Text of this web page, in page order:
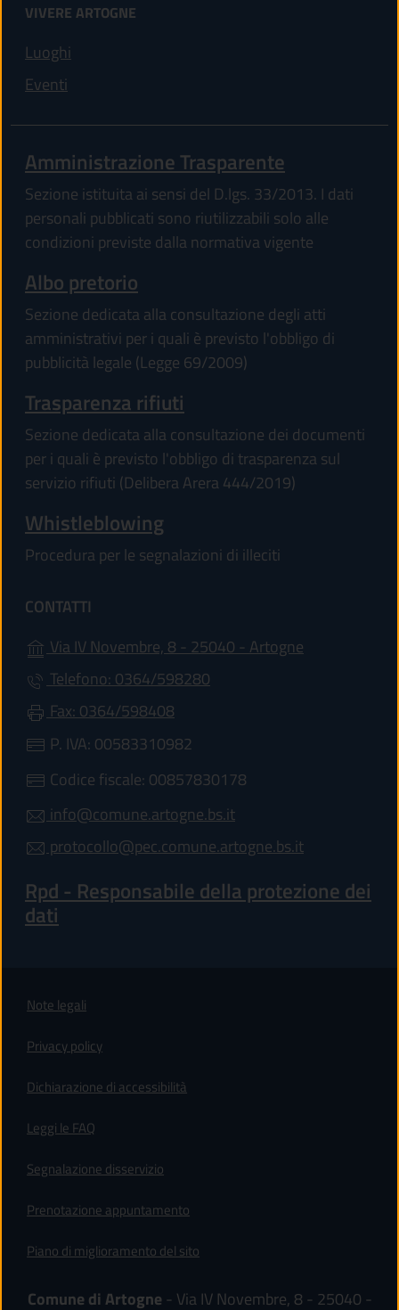
VIVERE ARTOGNE
Luoghi
Eventi
Amministrazione Trasparente
Sezione istituita ai sensi del D.lgs. 33/2013. I dati
personali pubblicati sono riutilizzabili solo alle
condizioni previste dalla normativa vigente
Albo pretorio
Sezione dedicata alla consultazione degli atti
amministrativi per i quali è previsto l'obbligo di
pubblicità legale (Legge 69/2009)
Trasparenza rifiuti
Sezione dedicata alla consultazione dei documenti
per i quali è previsto l'obbligo di trasparenza sul
servizio rifiuti (Delibera Arera 444/2019)
Whistleblowing
Procedura per le segnalazioni di illeciti
CONTATTI
Via IV Novembre, 8 - 25040 - Artogne
Telefono: 0364/598280
Fax: 0364/598408
P. IVA: 00583310982
Codice fiscale: 00857830178
info@comune.artogne.bs.it
protocollo@pec.comune.artogne.bs.it
Rpd - Responsabile della protezione dei
dati
Note legali
Privacy policy
Dichiarazione di accessibilità
Leggi le FAQ
Segnalazione disservizio
Prenotazione appuntamento
Piano di miglioramento del sito
Comune di Artogne - Via IV Novembre, 8 - 25040 -